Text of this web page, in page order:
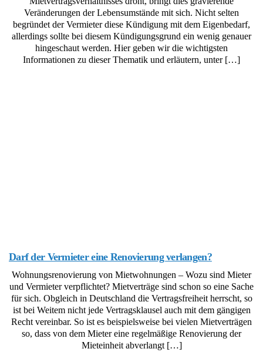
Veränderungen der Lebensumstände mit sich. Nicht selten
begründet der Vermieter diese Kündigung mit dem Eigenbedarf,
allerdings sollte bei diesem Kündigungsgrund ein wenig genauer
hingeschaut werden. Hier geben wir die wichtigsten
Informationen zu dieser Thematik und erläutern, unter […]
Darf der Vermieter eine Renovierung verlangen?
Wohnungsrenovierung von Mietwohnungen – Wozu sind Mieter
und Vermieter verpflichtet? Mietverträge sind schon so eine Sache
für sich. Obgleich in Deutschland die Vertragsfreiheit herrscht, so
ist bei Weitem nicht jede Vertragsklausel auch mit dem gängigen
Recht vereinbar. So ist es beispielsweise bei vielen Mietverträgen
so, dass von dem Mieter eine regelmäßige Renovierung der
Mieteinheit abverlangt […]